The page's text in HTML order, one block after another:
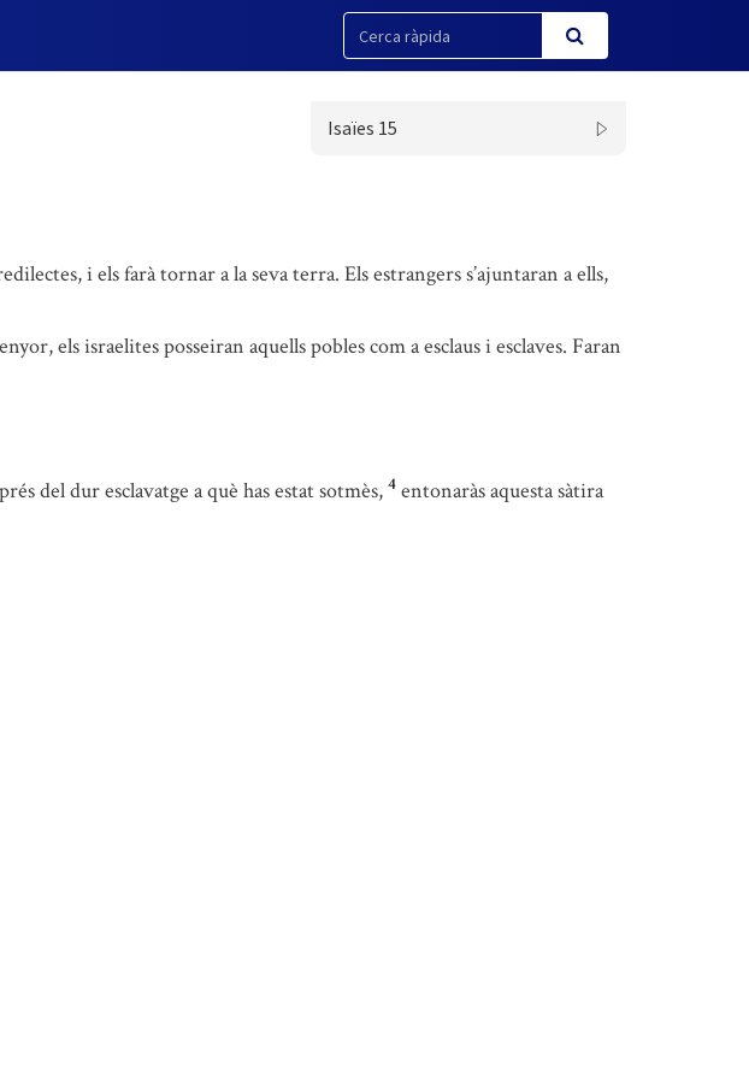
Isaïes 15
i els farà tornar a la seva terra. Els estrangers s’ajuntaran a ells,
els israelites posseiran aquells pobles com a esclaus i esclaves. Faran
del dur esclavatge a què has estat sotmès, 4 entonaràs aquesta sàtira